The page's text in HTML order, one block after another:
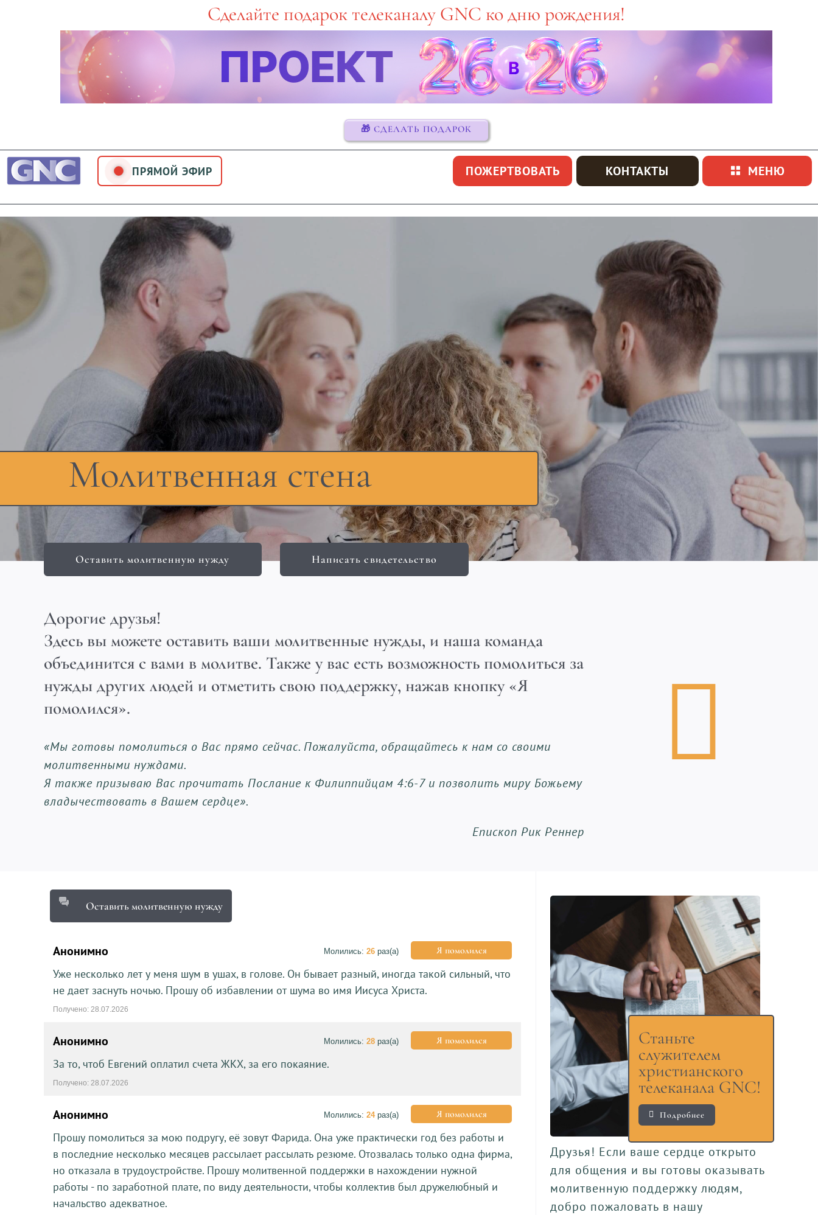
Сделайте подарок телеканалу GNC ко дню рождения!
🎁 СДЕЛАТЬ ПОДАРОК
ПРЯМОЙ ЭФИР ПОЖЕРТВОВАТЬ КОНТАКТЫ МЕНЮ
Молитвенная стена
Оставить молитвенную нужду Написать свидетельство
Дорогие друзья!
Здесь вы можете оставить ваши молитвенные нужды, и наша команда
объединится с вами в молитве. Также у вас есть возможность помолиться за
нужды других людей и отметить свою поддержку, нажав кнопку «Я
помолился».
«Мы готовы помолиться о Вас прямо сейчас. Пожалуйста, обращайтесь к нам со своими
молитвенными нуждами.
Я также призываю Вас прочитать Послание к Филиппийцам 4:6-7 и позволить миру Божьему
владычествовать в Вашем сердце».
Епископ Рик Реннер
Оставить молитвенную нужду
Я помолился
Молились:26 раз(а)
Анонимно
Уже несколько лет у меня шум в ушах, в голове. Он бывает разный, иногда такой сильный, что
не дает заснуть ночью. Прошу об избавлении от шума во имя Иисуса Христа.
Получено: 28.07.2026
Я помолился
Молились:28 раз(а)
Анонимно
За то, чтоб Евгений оплатил счета ЖКХ, за его покаяние.
Получено: 28.07.2026
Я помолился
Молились:24раз(а)
Анонимно
Прошу помолиться за мою подругу, её зовут Фарида. Она уже практически год без работы и
в последние несколько месяцев рассылает рассылать резюме. Отозвалась только одна фирма,
но отказала в трудоустройстве. Прошу молитвенной поддержки в нахождении нужной
работы - по заработной плате, по виду деятельности, чтобы коллектив был дружелюбный и
начальство адекватное.
Станьте
служителем
христианского
телеканала GNC!
Подробнее
Друзья! Если ваше сердце открыто
для общения и вы готовы оказывать
молитвенную поддержку людям,
добро пожаловать в нашу